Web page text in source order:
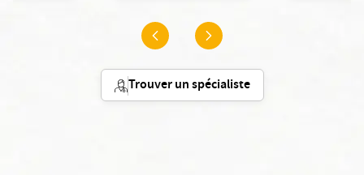
Trouver un spécialiste